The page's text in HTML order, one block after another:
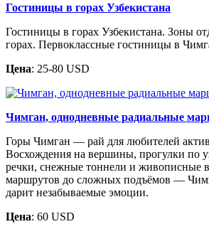
Гостиницы в горах Узбекистана
Гостиницы в горах Узбекистана. Зоны
горах. Первоклассные гостиницы в
Цена: 25-80 USD
Чимган, однодневные радиальные
Горы Чимган — рай для любителей
Восхождения на вершины, прогулки по
речки, снежные тоннели и живописные
маршрутов до сложных подъёмов —
дарит незабываемые эмоции.
Цена: 60 USD